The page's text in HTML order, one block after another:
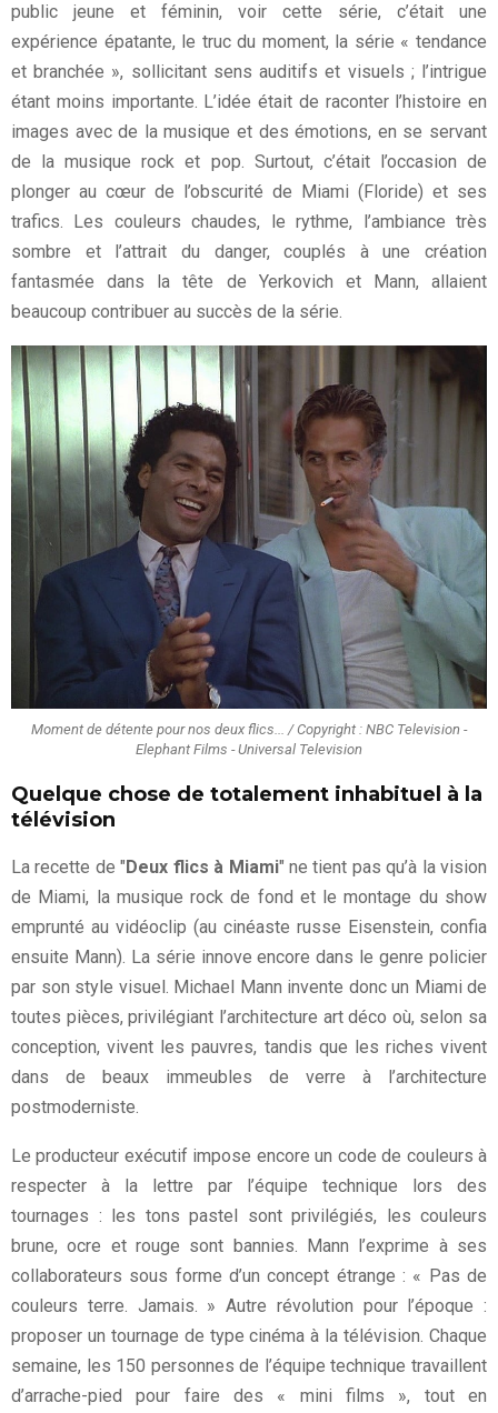
public jeune et féminin, voir cette série, c’était une
expérience épatante, le truc du moment, la série « tendance
et branchée », sollicitant sens auditifs et visuels ; l’intrigue
étant moins importante. L’idée était de raconter l’histoire en
images avec de la musique et des émotions, en se servant
de la musique rock et pop. Surtout, c’était l’occasion de
plonger au cœur de l’obscurité de Miami (Floride) et ses
trafics. Les couleurs chaudes, le rythme, l’ambiance très
sombre et l’attrait du danger, couplés à une création
fantasmée dans la tête de Yerkovich et Mann, allaient
beaucoup contribuer au succès de la série.
Moment de détente pour nos deux flics... / Copyright : NBC Television -
Elephant Films - Universal Television
Quelque chose de totalement inhabituel à la
télévision
La recette de "Deux flics à Miami" ne tient pas qu’à la vision
de Miami, la musique rock de fond et le montage du show
emprunté au vidéoclip (au cinéaste russe Eisenstein, confia
ensuite Mann). La série innove encore dans le genre policier
par son style visuel. Michael Mann invente donc un Miami de
toutes pièces, privilégiant l’architecture art déco où, selon sa
conception, vivent les pauvres, tandis que les riches vivent
dans de beaux immeubles de verre à l’architecture
postmoderniste.
Le producteur exécutif impose encore un code de couleurs à
respecter à la lettre par l’équipe technique lors des
tournages : les tons pastel sont privilégiés, les couleurs
brune, ocre et rouge sont bannies. Mann l’exprime à ses
collaborateurs sous forme d’un concept étrange : « Pas de
couleurs terre. Jamais. » Autre révolution pour l’époque :
proposer un tournage de type cinéma à la télévision. Chaque
semaine, les 150 personnes de l’équipe technique travaillent
d’arrache-pied pour faire des « mini films », tout en